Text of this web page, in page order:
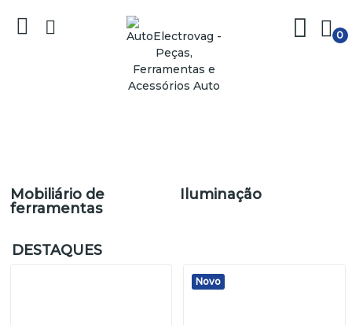
0
Mobiliário de
ferramentas
Iluminação
DESTAQUES
Novo